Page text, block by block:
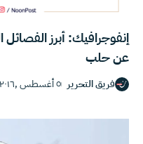
إنفوجرافيك: أبرز
عن حلب
فريق التحرير ٥ أغسطس ,٢٠١٦